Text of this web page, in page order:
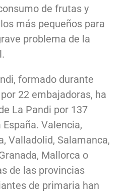
de frutas y
más pequeños para
problema de la
formado durante
22 embajadoras, ha
La Pandi por 137
Valencia,
Valladolid, Salamanca,
Mallorca o
de las provincias
de primaria han